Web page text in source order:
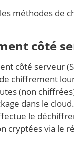
méthodes de
côté
côté serveur
chiffrement
(non
dans le
le
cryptées via le